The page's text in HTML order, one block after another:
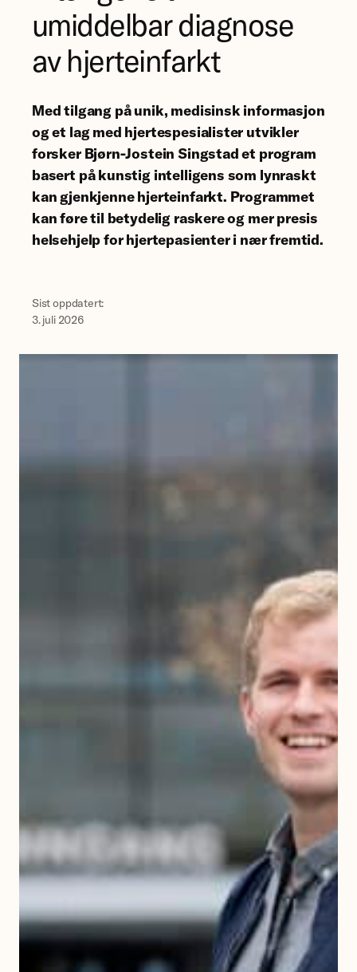
umiddelbar diagnose
av hjerteinfarkt
Med tilgang på unik, medisinsk informasjon
og et lag med hjertespesialister utvikler
forsker Bjørn-Jostein Singstad et program
basert på kunstig intelligens som lynraskt
kan gjenkjenne hjerteinfarkt. Programmet
kan føre til betydelig raskere og mer presis
helsehjelp for hjertepasienter i nær fremtid.
Sist oppdatert:
3. juli 2026